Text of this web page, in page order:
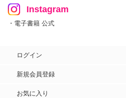
Instagram
・電子書籍 公式
ログイン
新規会員登録
お気に入り